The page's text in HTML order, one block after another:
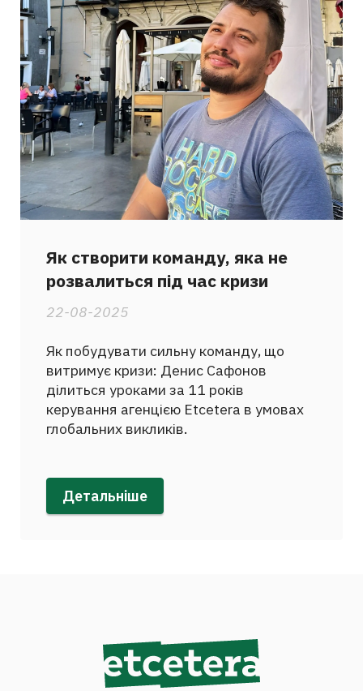
Як створити команду, яка не
розвалиться під час кризи
22-08-2025
Як побудувати сильну команду, що
витримує кризи: Денис Сафонов
ділиться уроками за 11 років
керування агенцією Etcetera в умовах
глобальних викликів.
Детальніше